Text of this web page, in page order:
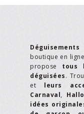
boutique en ligne
propose tous
déguisées.
et leurs
Carnaval,
idées